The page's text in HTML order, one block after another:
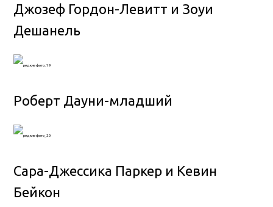
Джозеф Гордон-Левитт и Зоуи
Дешанель
Роберт Дауни-младший
Сара-Джессика Паркер и Кевин
Бейкон